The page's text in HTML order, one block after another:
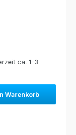
ca. 1-3
oder benutze die
Warenkorb